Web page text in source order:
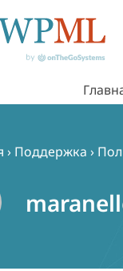
› Поддержка ›